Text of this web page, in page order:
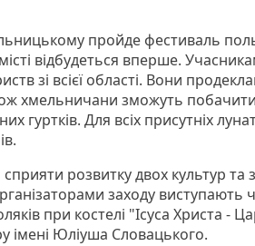
пройде фестиваль
відбудеться вперше.
зі всієї області. Вони
хмельничани зможуть
гуртків. Для всіх присутніх
розвитку двох культур та
заходу виступають
при костелі "Ісуса Христа -
імені Юліуша Словацького.